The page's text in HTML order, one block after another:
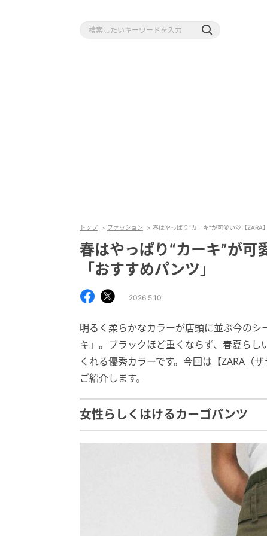
トップ ファッション 春はやっぱり“カーキ”が可愛い♡【ZARA
春はやっぱり“カーキ”が
「おすすめパンツ」
2026.5.10
明るく柔らかなカラーが店頭に並ぶ今の
キ」。ブラックほど重くならず、春夏ら
くれる優秀カラーです。今回は【ZARA（
ご紹介します。
女性らしくはけるカーゴパンツ